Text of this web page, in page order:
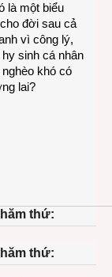
là một biểu
đời sau cả
vì công lý,
sinh cá nhân
khó có
lai?
thứ:
thứ: